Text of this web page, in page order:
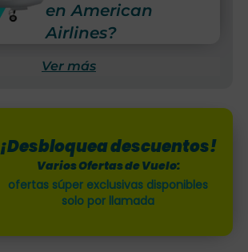
en American
Airlines?
Ver más
¡Desbloquea descuentos!
Varios Ofertas de Vuelo:
ofertas súper exclusivas disponibles
solo por llamada